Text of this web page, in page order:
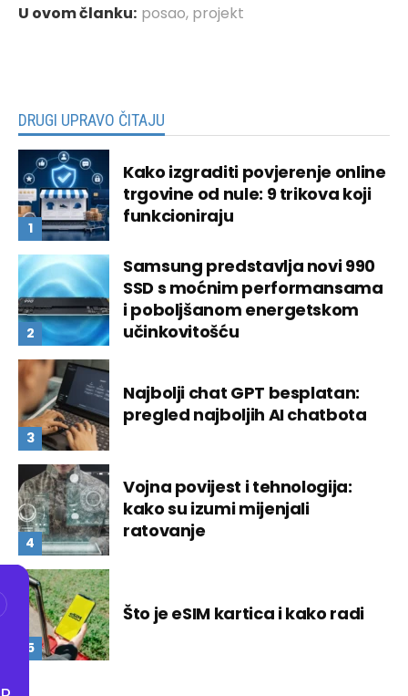
U ovom članku: posao, projekt
DRUGI UPRAVO ČITAJU
Kako izgraditi povjerenje online
trgovine od nule: 9 trikova koji
funkcioniraju
Samsung predstavlja novi 990
SSD s moćnim performansama
i poboljšanom energetskom
učinkovitošću
Najbolji chat GPT besplatan:
pregled najboljih AI chatbota
Vojna povijest i tehnologija:
kako su izumi mijenjali
ratovanje
Što je eSIM kartica i kako radi